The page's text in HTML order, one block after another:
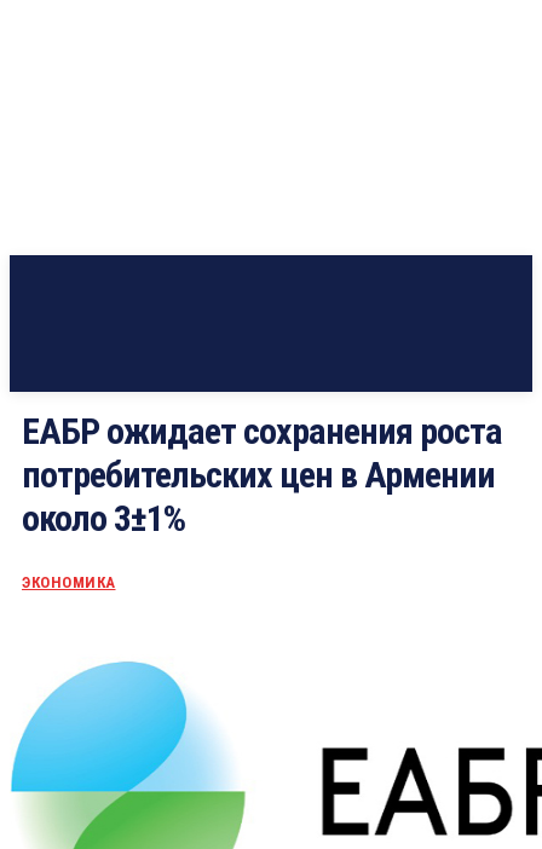
ЕАБР ожидает сохранения роста
потребительских цен в Армении
около 3±1%
ЭКОНОМИКА